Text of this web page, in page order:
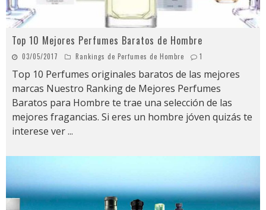
Top 10 Mejores Perfumes Baratos de Hombre
03/05/2017 Rankings de Perfumes de Hombre 1
Top 10 Perfumes originales baratos de las mejores
marcas Nuestro Ranking de Mejores Perfumes
Baratos para Hombre te trae una selección de las
mejores fragancias. Si eres un hombre jóven quizás te
interese ver...